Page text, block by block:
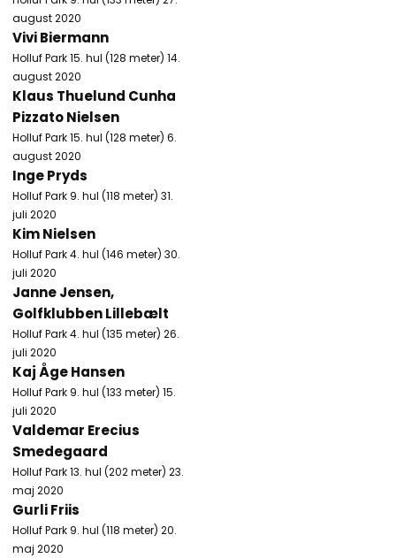
august 2020
Vivi Biermann
Holluf Park 15. hul (128 meter) 14.
august 2020
Klaus Thuelund Cunha
Pizzato Nielsen
Holluf Park 15. hul (128 meter) 6.
august 2020
Inge Pryds
Holluf Park 9. hul (118 meter) 31.
juli 2020
Kim Nielsen
Holluf Park 4. hul (146 meter) 30.
juli 2020
Janne Jensen,
Golfklubben Lillebælt
Holluf Park 4. hul (135 meter) 26.
juli 2020
Kaj Åge Hansen
Holluf Park 9. hul (133 meter) 15.
juli 2020
Valdemar Erecius
Smedegaard
Holluf Park 13. hul (202 meter) 23.
maj 2020
Gurli Friis
Holluf Park 9. hul (118 meter) 20.
maj 2020